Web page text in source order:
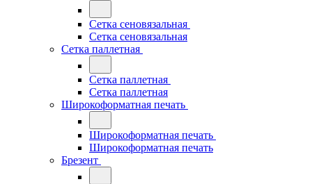
Сетка сеновязальная
Сетка сеновязальная
Сетка паллетная
Сетка паллетная
Сетка паллетная
Широкоформатная печать
Широкоформатная печать
Широкоформатная печать
Брезент